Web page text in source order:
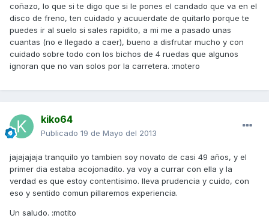
coñazo, lo que si te digo que si le pones el candado que va en el
disco de freno, ten cuidado y acuuerdate de quitarlo porque te
puedes ir al suelo si sales rapidito, a mi me a pasado unas
cuantas (no e llegado a caer), bueno a disfrutar mucho y con
cuidado sobre todo con los bichos de 4 ruedas que algunos
ignoran que no van solos por la carretera. :motero
kiko64
Publicado 19 de Mayo del 2013
jajajajaja tranquilo yo tambien soy novato de casi 49 años, y el
primer dia estaba acojonadito. ya voy a currar con ella y la
verdad es que estoy contentisimo. lleva prudencia y cuido, con
eso y sentido comun pillaremos experiencia.
Un saludo. :motito